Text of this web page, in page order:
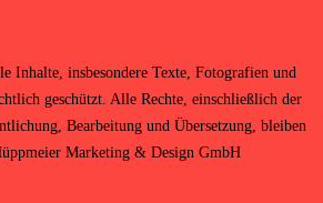
Inhalte, insbesondere Texte, Fotografien und
geschützt. Alle Rechte, einschließlich der
Bearbeitung und Übersetzung, bleiben
Marketing & Design GmbH